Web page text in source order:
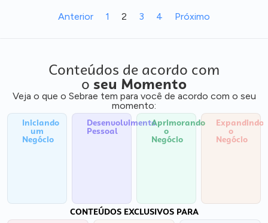
Anterior 1 2 3 4 Próximo
Conteúdos de acordo com
o seu Momento
Veja o que o Sebrae tem para você de acordo com o seu
momento:
Iniciando
um
Negócio
Desenvolvimento
Pessoal
Aprimorando
o
Negócio
Expandindo
o
Negócio
CONTEÚDOS EXCLUSIVOS PARA